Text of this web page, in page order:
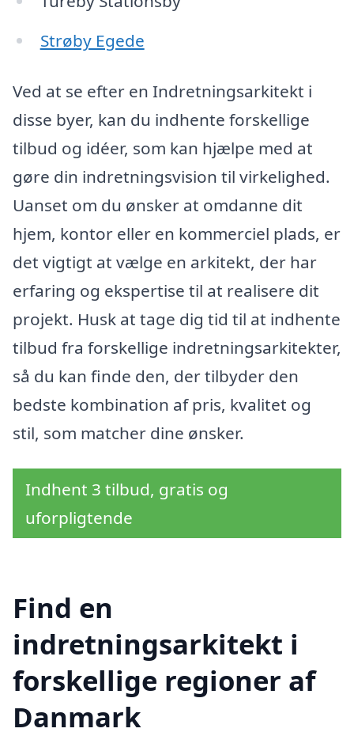
Strøby Egede
Ved at se efter en Indretningsarkitekt i
disse byer, kan du indhente forskellige
tilbud og idéer, som kan hjælpe med at
gøre din indretningsvision til virkelighed.
Uanset om du ønsker at omdanne dit
hjem, kontor eller en kommerciel plads, er
det vigtigt at vælge en arkitekt, der har
erfaring og ekspertise til at realisere dit
projekt. Husk at tage dig tid til at indhente
tilbud fra forskellige indretningsarkitekter,
så du kan finde den, der tilbyder den
bedste kombination af pris, kvalitet og
stil, som matcher dine ønsker.
Indhent 3 tilbud, gratis og
uforpligtende
Find en
indretningsarkitekt i
forskellige regioner af
Danmark